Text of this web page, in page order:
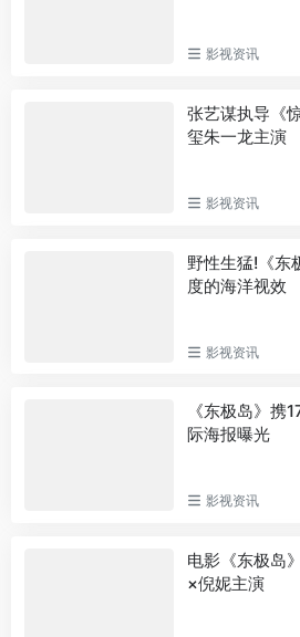
影视资讯
张艺谋执导《
玺朱一龙主演
影视资讯
野性生猛!《东
度的海洋视效
影视资讯
《东极岛》携
际海报曝光
影视资讯
电影《东极岛
×倪妮主演